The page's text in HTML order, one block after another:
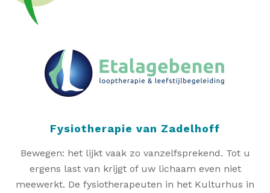
Fysiotherapie van Zadelhoff
Bewegen: het lijkt vaak zo vanzelfsprekend. Tot u
ergens last van krijgt of uw lichaam even niet
meewerkt. De fysiotherapeuten in het Kulturhus in